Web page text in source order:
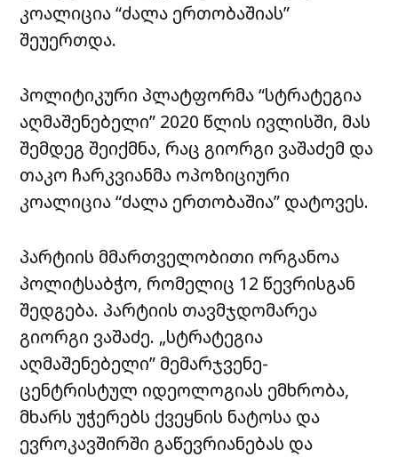
კოალიცია “ძალა ერთობაშიას”
შეუერთდა.
პოლიტიკური პლატფორმა “სტრატეგია
აღმაშენებელი” 2020 წლის ივლისში, მას
შემდეგ შეიქმნა, რაც გიორგი ვაშაძემ და
თაკო ჩარკვიანმა ოპოზიციური
კოალიცია “ძალა ერთობაშია” დატოვეს.
პარტიის მმართველობითი ორგანოა
პოლიტსაბჭო, რომელიც 12 წევრისგან
შედგება. პარტიის თავმჯდომარეა
გიორგი ვაშაძე. „სტრატეგია
აღმაშენებელი” მემარჯვენე-
ცენტრისტულ იდეოლოგიას ემხრობა,
მხარს უჭერებს ქვეყნის ნატოსა და
ევროკავშირში გაწევრიანებას და